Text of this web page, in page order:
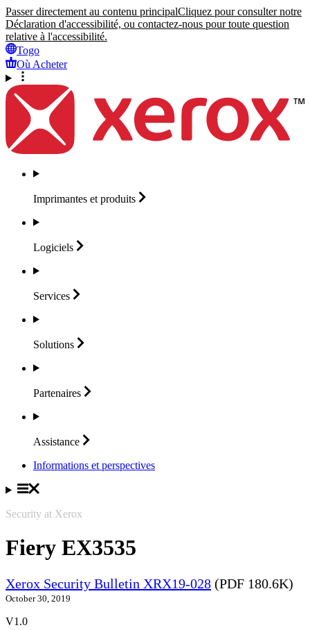
Passer directement au contenu principalCliquez pour consulter notre
Déclaration d'accessibilité, ou contactez-nous pour toute question
relative à l'accessibilité.
Togo
Où Acheter
Imprimantes et produits
Logiciels
Services
Solutions
Partenaires
Assistance
Informations et perspectives
Security at Xerox
Fiery EX3535
Xerox Security Bulletin XRX19-028 (PDF 180.6K)
October 30, 2019
V1.0